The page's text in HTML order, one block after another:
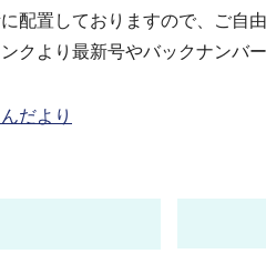
配置しておりますので、ご自
クより最新号やバックナンバ
だより